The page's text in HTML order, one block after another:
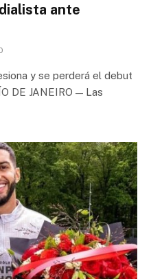
ante
y se perderá el debut
DE JANEIRO — Las